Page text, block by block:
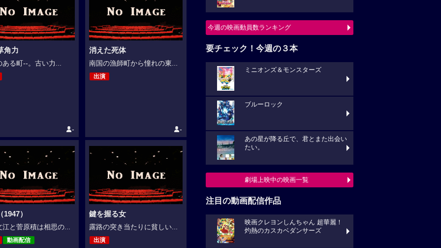
角力
ある町--。古い力...
-
消えた死体
南国の漁師町から憧れの東...
出演
-
1947）
江と菅原積は相思の...
動画配信
鍵を握る女
露路の突き当たりに貧しい...
出演
今週の映画動員数ランキング
要チェック！今週の３本
ミニオンズ＆モンスターズ
ブルーロック
あの星が降る丘で、君とまた出会い
たい。
劇場上映中の映画一覧
注目の動画配信作品
映画クレヨンしんちゃん 超華麗！
灼熱のカスカベダンサーズ